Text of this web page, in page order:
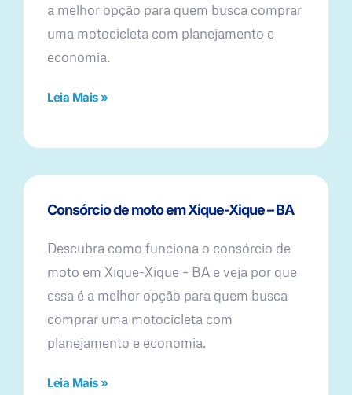
a melhor opção para quem busca comprar
uma motocicleta com planejamento e
economia.
Leia Mais »
Consórcio de moto em Xique-Xique – BA
Descubra como funciona o consórcio de
moto em Xique-Xique – BA e veja por que
essa é a melhor opção para quem busca
comprar uma motocicleta com
planejamento e economia.
Leia Mais »